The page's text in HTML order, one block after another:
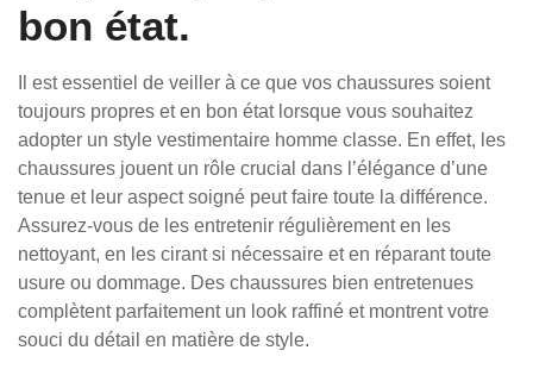
bon état.
Il est essentiel de veiller à ce que vos chaussures soient
toujours propres et en bon état lorsque vous souhaitez
adopter un style vestimentaire homme classe. En effet, les
chaussures jouent un rôle crucial dans l’élégance d’une
tenue et leur aspect soigné peut faire toute la différence.
Assurez-vous de les entretenir régulièrement en les
nettoyant, en les cirant si nécessaire et en réparant toute
usure ou dommage. Des chaussures bien entretenues
complètent parfaitement un look raffiné et montrent votre
souci du détail en matière de style.